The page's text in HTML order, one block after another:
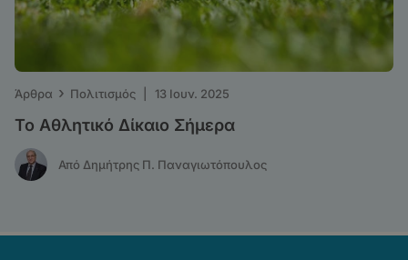
Άρθρα › Πολιτισμός 13 Ιουν. 2025
Το Αθλητικό Δίκαιο Σήμερα
Από Δημήτρης Π. Παναγιωτόπουλος